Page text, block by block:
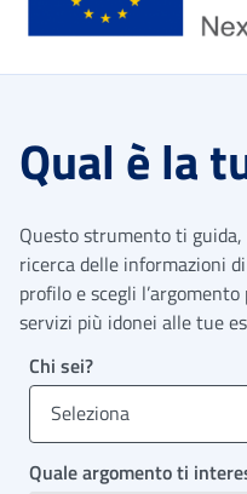
Qual è la
Questo strumento ti
ricerca delle informazioni
profilo e scegli
servizi più idonei alle tue
Chi sei?
Seleziona
Quale argomento ti